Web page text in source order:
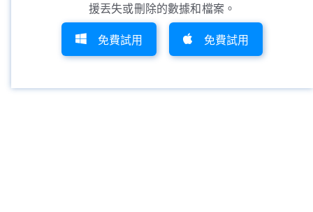
援丟失或刪除的數據和檔案。
免費試用 免費試用